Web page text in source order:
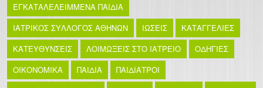
ΕΓΚΑΤΑΛΕΛΕΙΜΜΕΝΑ ΠΑΙΔΙΑ
ΙΑΤΡΙΚΟΣ ΣΥΛΛΟΓΟΣ ΑΘΗΝΩΝ
ΙΩΣΕΙΣ
ΚΑΤΑΓΓΕΛΙΕΣ
ΚΑΤΕΥΘΥΝΣΕΙΣ
ΛΟΙΜΩΞΕΙΣ ΣΤΟ ΙΑΤΡΕΙΟ
ΟΔΗΓΙΕΣ
ΟΙΚΟΝΟΜΙΚΑ
ΠΑΙΔΙΑ
ΠΑΙΔΙΑΤΡΟΙ